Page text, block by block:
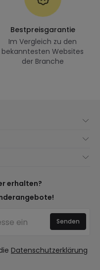
Bestpreisgarantie
Im Vergleich zu den
bekanntesten Websites
der Branche
erhalten?
Datenschutzerklärung
Senden